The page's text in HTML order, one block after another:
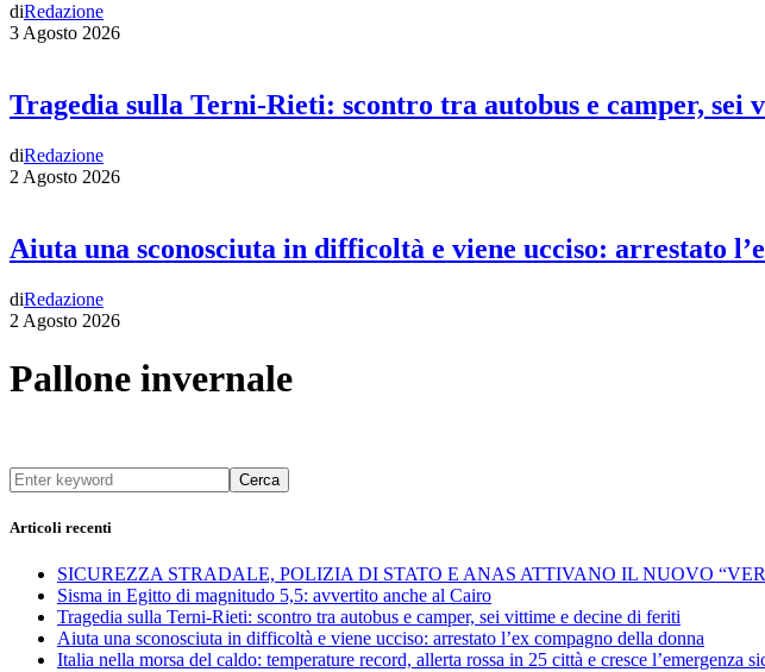
diRedazione
3 Agosto 2026
Tragedia sulla Terni-Rieti: scontro tra autobus e camper, sei
diRedazione
2 Agosto 2026
Aiuta una sconosciuta in difficoltà e viene ucciso: arrestato
diRedazione
2 Agosto 2026
Pallone invernale
Cerca
Articoli recenti
SICUREZZA STRADALE, POLIZIA DI STATO E ANAS ATTIVANO IL NUOVO
Sisma in Egitto di magnitudo 5,5: avvertito anche al Cairo
Tragedia sulla Terni-Rieti: scontro tra autobus e camper, sei vittime e decine di feriti
Aiuta una sconosciuta in difficoltà e viene ucciso: arrestato l’ex compagno della donna
Italia nella morsa del caldo: temperature record, allerta rossa in 25 città e cresce l’emergenza